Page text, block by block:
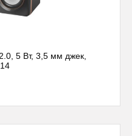
5 Вт, 3,5 мм джек,